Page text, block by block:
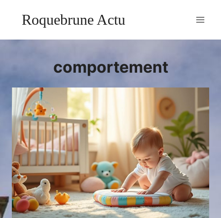
Roquebrune Actu
comportement